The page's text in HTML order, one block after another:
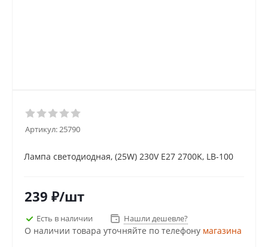
Артикул:25790
Лампа светодиодная, (25W) 230V E27 2700K, LB-100
239 ₽/шт
Есть в наличии Нашли дешевле?
О наличии товара уточняйте по телефону магазина